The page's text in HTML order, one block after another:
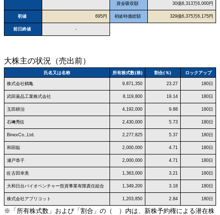
資金吸収額 30億8,313万6,000円
初値 695円 初値時価総額 329億6,375万6,175円
前日終値 -
大株主の状況（売出前）
氏名又は名称 所有株式数(株) 割合(％) ロックアップ
株式会社鶴亀 9,871,350 23.27 180日
武田薬品工業株式会社 8,119,800 19.14 180日
玉田耕治 4,192,000 9.88 180日
石﨑秀信 2,430,000 5.73 180日
BinexCo.,Ltd. 2,277,825 5.37 180日
和田聡 2,000,000 4.71 180日
瀬戸恭子 2,000,000 4.71 180日
佐古田幸美 1,363,000 3.21 180日
大和日台バイオベンチャー投資事業有限責任組合 1,349,200 3.18 180日
株式会社アプリコット 1,203,850 2.84 180日
※「所有株式数」および「割合」の（ ）内は、新株予約権による潜在株